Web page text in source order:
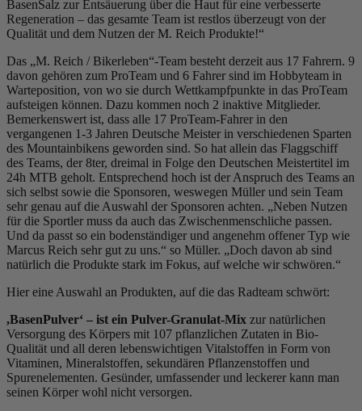
BasenSalz zur Entsäuerung über die Haut für eine verbesserte
Regeneration – das gesamte Team ist restlos überzeugt von der
Qualität und dem Nutzen der M. Reich Produkte!“
Das „M. Reich / Bikerleben“-Team besteht derzeit aus 17 Fahrern. 9
davon gehören zum ProTeam und 6 Fahrer sind im Hobbyteam in
Warteposition, von wo sie durch Wettkampfpunkte in das ProTeam
aufsteigen können. Dazu kommen noch 2 inaktive Mitglieder.
Bemerkenswert ist, dass alle 17 ProTeam-Fahrer in den
vergangenen 1-3 Jahren Deutsche Meister in verschiedenen Sparten
des Mountainbikens geworden sind. So hat allein das Flaggschiff
des Teams, der 8ter, dreimal in Folge den Deutschen Meistertitel im
24h MTB geholt. Entsprechend hoch ist der Anspruch des Teams an
sich selbst sowie die Sponsoren, weswegen Müller und sein Team
sehr genau auf die Auswahl der Sponsoren achten. „Neben Nutzen
für die Sportler muss da auch das Zwischenmenschliche passen.
Und da passt so ein bodenständiger und angenehm offener Typ wie
Marcus Reich sehr gut zu uns.“ so Müller. „Doch davon ab sind
natürlich die Produkte stark im Fokus, auf welche wir schwören.“
Hier eine Auswahl an Produkten, auf die das Radteam schwört:
,BasenPulver‘ – ist ein Pulver-Granulat-Mix zur natürlichen
Versorgung des Körpers mit 107 pflanzlichen Zutaten in Bio-
Qualität und all deren lebenswichtigen Vitalstoffen in Form von
Vitaminen, Mineralstoffen, sekundären Pflanzenstoffen und
Spurenelementen. Gesünder, umfassender und leckerer kann man
seinen Körper wohl nicht versorgen.